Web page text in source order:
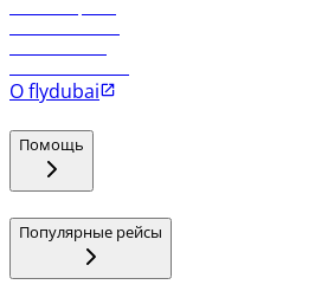
О flydubai
Помощь
Популярные рейсы